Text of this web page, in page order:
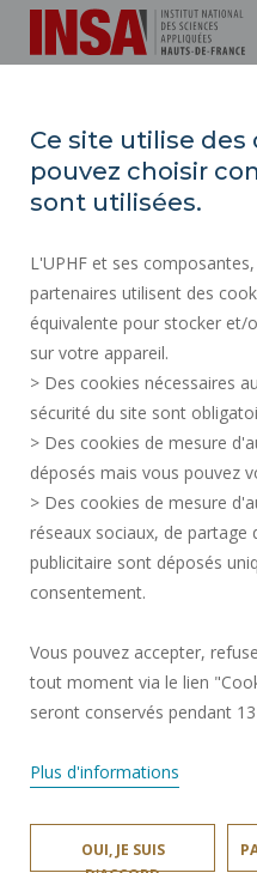
Campus Mont Houy
59313 Valenciennes cedex 9
ESPACE PRESSE
ACCESSIBILITÉ
SERVICES PUBLICS +
MENTIONS LÉGALES
CRÉDITS
GESTION DES COOKIES
Rejoignez-nous!
Ce site utilise des
pouvez choisir
sont utilisées.
L'UPHF et ses
partenaires utilisent des
équivalente pour stocker et/
sur votre appareil.
> Des cookies nécessaires
sécurité du site sont
> Des cookies de mesure
déposés mais vous pouvez
> Des cookies de mesure
réseaux sociaux, de
publicitaire sont déposés
consentement.
Vous pouvez accepter,
tout moment via le lien
seront conservés pendant
Plus d'informations
OUI, JE SUIS